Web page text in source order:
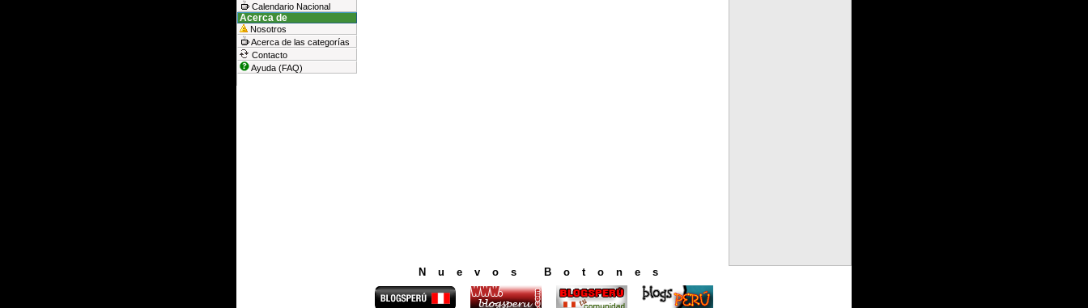
Calendario Nacional
Acerca de
Nosotros
Acerca de las categorías
Contacto
Ayuda (FAQ)
Nuevos Botones